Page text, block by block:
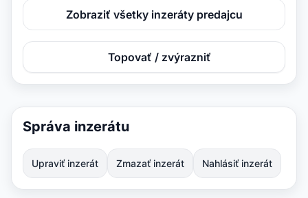
Zobraziť všetky inzeráty predajcu
Topovať / zvýrazniť
Správa inzerátu
Upraviť inzerát Zmazať inzerát Nahlásiť inzerát